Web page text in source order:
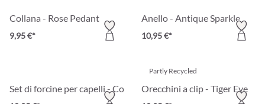
Collana - Rose Pedant
9,95 €*
Anello - Antique Sparkle
10,95 €*
Set di forcine per capelli - Colorful Wings
Partly Recycled
Orecchini a clip - Tiger Eye